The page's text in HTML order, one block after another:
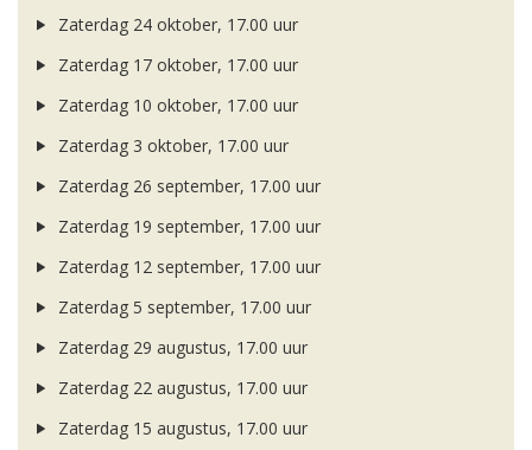
Zaterdag 24 oktober, 17.00 uur
Zaterdag 17 oktober, 17.00 uur
Zaterdag 10 oktober, 17.00 uur
Zaterdag 3 oktober, 17.00 uur
Zaterdag 26 september, 17.00 uur
Zaterdag 19 september, 17.00 uur
Zaterdag 12 september, 17.00 uur
Zaterdag 5 september, 17.00 uur
Zaterdag 29 augustus, 17.00 uur
Zaterdag 22 augustus, 17.00 uur
Zaterdag 15 augustus, 17.00 uur